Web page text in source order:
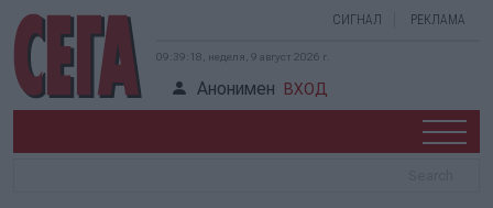
СИГНАЛ РЕКЛАМА
09:39:19, неделя, 9 август 2026 г.
Анонимен ВХОД